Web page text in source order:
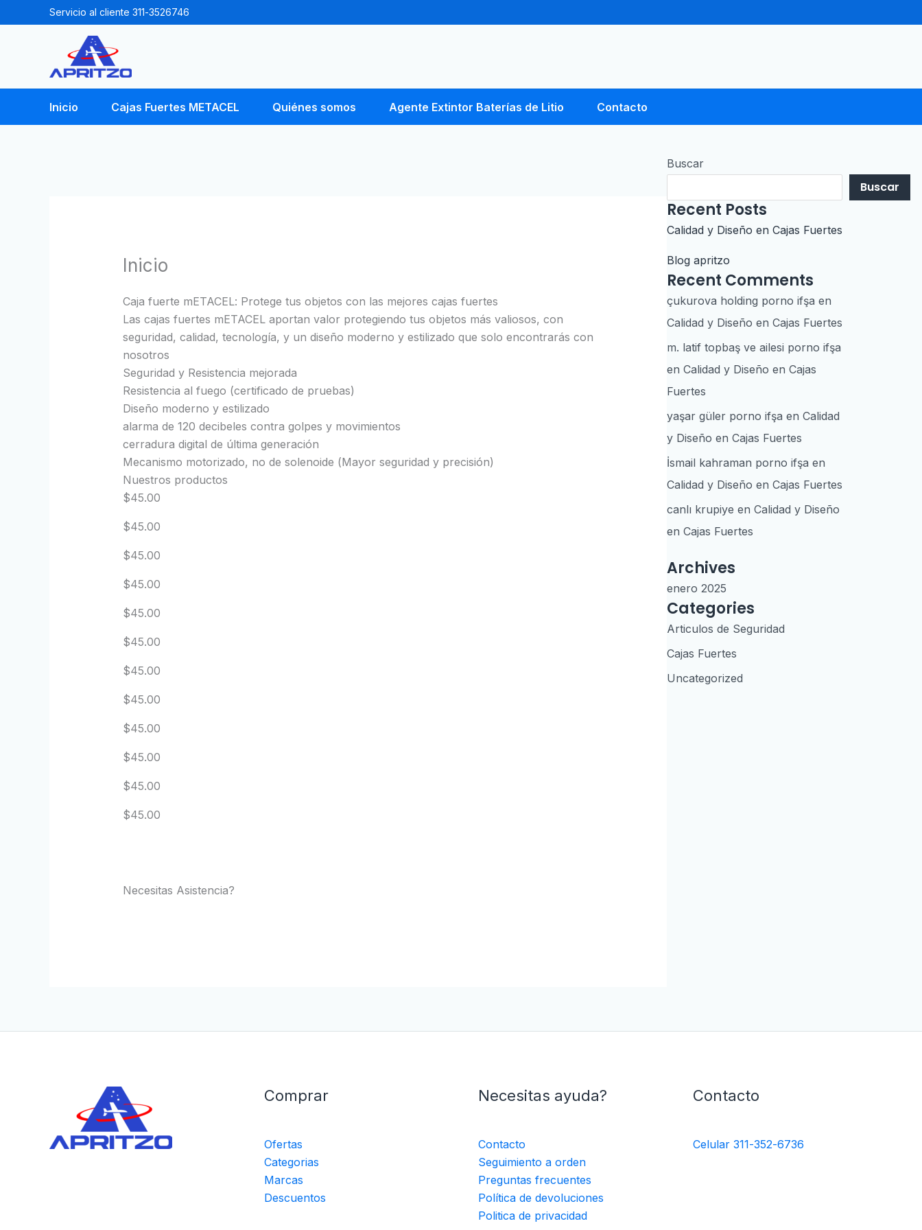
al
Servicio al cliente 311-3526746
Inicio Cajas Fuertes METACEL Quiénes somos Agente Extintor Baterías de Litio Contacto
Inicio
Caja fuerte mETACEL: Protege tus objetos con las mejores cajas fuertes
Las cajas fuertes mETACEL aportan valor protegiendo tus objetos más valiosos, con
seguridad, calidad, tecnología, y un diseño moderno y estilizado que solo encontrarás con
nosotros
Seguridad y Resistencia mejorada
Resistencia al fuego (certificado de pruebas)
Diseño moderno y estilizado
alarma de 120 decibeles contra golpes y movimientos
cerradura digital de última generación
Mecanismo motorizado, no de solenoide (Mayor seguridad y precisión)
Nuestros productos
$45.00
$45.00
$45.00
$45.00
$45.00
$45.00
$45.00
$45.00
$45.00
$45.00
$45.00
$45.00
Necesitas Asistencia?
Buscar
Buscar
Recent Posts
Calidad y Diseño en Cajas Fuertes
Blog apritzo
Recent Comments
çukurova holding porno ifşa en
Calidad y Diseño en Cajas Fuertes
m. latif topbaş ve ailesi porno ifşa
en Calidad y Diseño en Cajas
Fuertes
yaşar güler porno ifşa en Calidad
y Diseño en Cajas Fuertes
İsmail kahraman porno ifşa en
Calidad y Diseño en Cajas Fuertes
canlı krupiye en Calidad y Diseño
en Cajas Fuertes
Archives
enero 2025
Categories
Articulos de Seguridad
Cajas Fuertes
Uncategorized
Comprar
Ofertas
Categorias
Marcas
Descuentos
Necesitas ayuda?
Contacto
Seguimiento a orden
Preguntas frecuentes
Política de devoluciones
Politica de privacidad
Contacto
Celular 311-352-6736